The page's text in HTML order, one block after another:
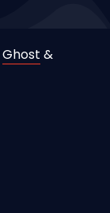
Ghost &